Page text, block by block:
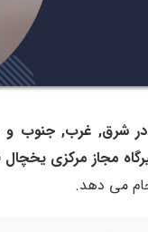
مجاز مرکزی
می دهد.